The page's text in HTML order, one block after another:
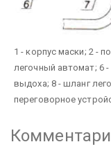
1 - корпус маски; 2 -
легочный автомат; 6
выдоха; 8 - шланг
переговорное